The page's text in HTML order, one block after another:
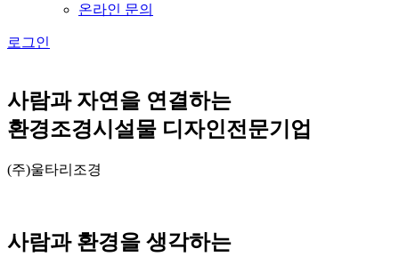
온라인 문의
로그인
사람과 자연을 연결하는
환경조경시설물 디자인전문기업
(주)울타리조경
사람과 환경을 생각하는